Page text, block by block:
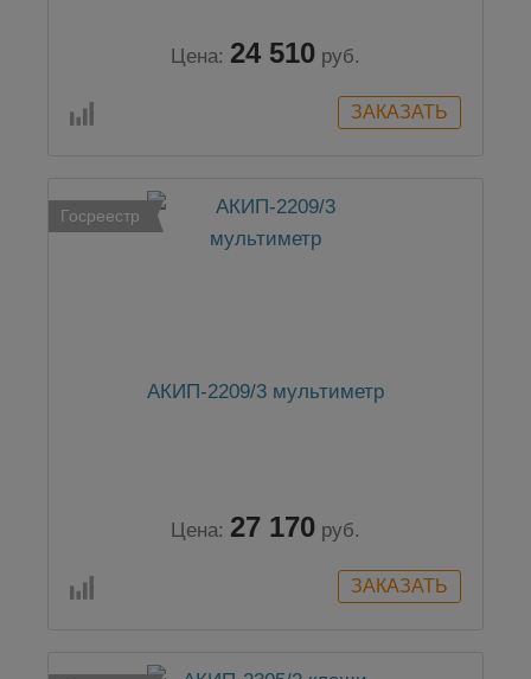
Цена: 24 510 руб.
Госреестр
АКИП-2209/3 мультиметр
Цена: 27 170 руб.